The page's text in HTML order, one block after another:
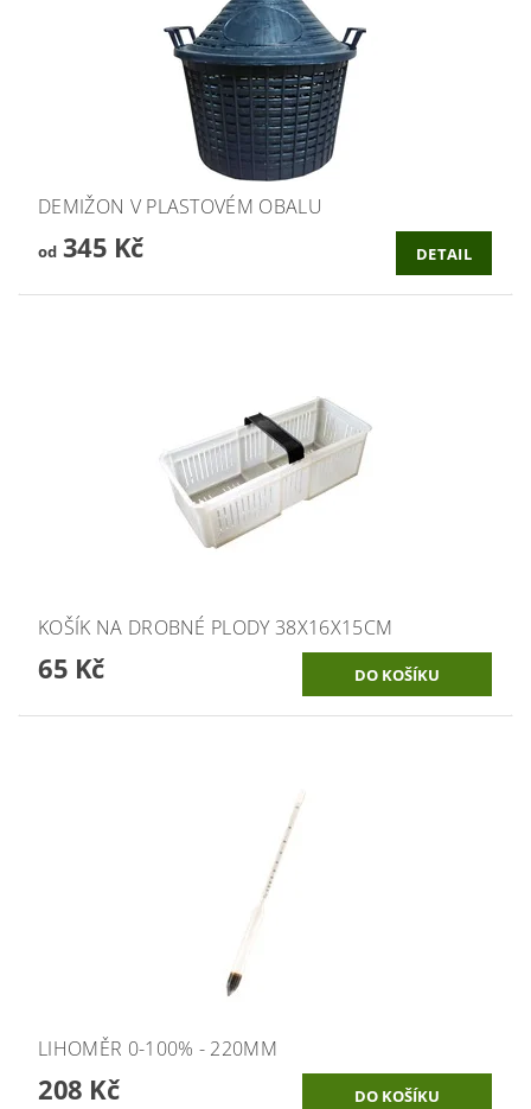
DEMIŽON V PLASTOVÉM OBALU
od345 Kč DETAIL
KOŠÍK NA DROBNÉ PLODY 38X16X15CM
65 Kč
LIHOMĚR 0-100% - 220MM
208 Kč